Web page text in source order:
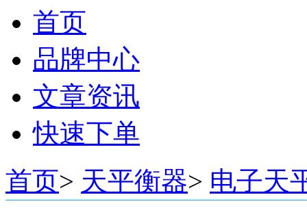
首页
品牌中心
文章资讯
快速下单
首页> 天平衡器> 电子天